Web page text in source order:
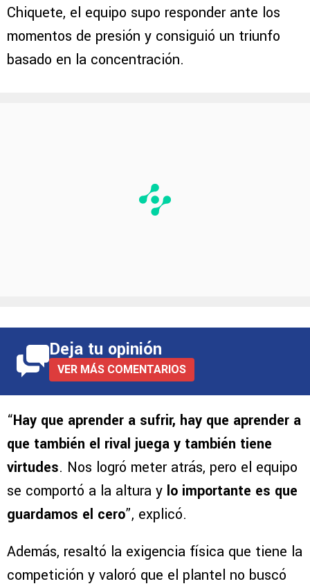
Chiquete, el equipo supo responder ante los
momentos de presión y consiguió un triunfo
basado en la concentración.
Deja tu opinión
VER MÁS COMENTARIOS
“Hay que aprender a sufrir, hay que aprender a
que también el rival juega y también tiene
virtudes. Nos logró meter atrás, pero el equipo
se comportó a la altura y lo importante es que
guardamos el cero”, explicó.
Además, resaltó la exigencia física que tiene la
competición y valoró que el plantel no buscó